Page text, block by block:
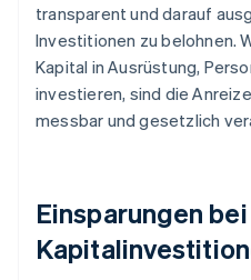
transparent und darauf
Investitionen zu belohnen.
Kapital in Ausrüstung,
investieren, sind die
messbar und gesetzlich
Einsparungen bei